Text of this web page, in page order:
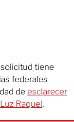
tiene
federales
de esclarecer
Raquel.